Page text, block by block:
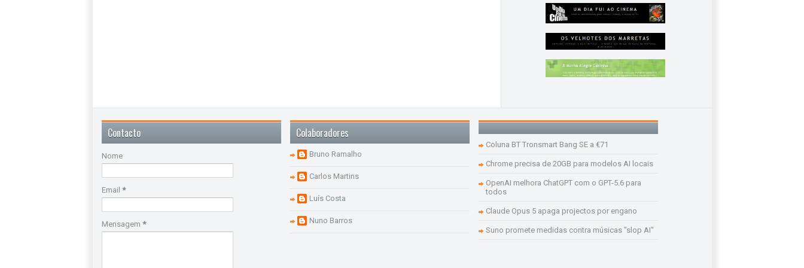
Contacto
Nome
Email *
Mensagem *
Colaboradores
Bruno Ramalho
Carlos Martins
Luís Costa
Nuno Barros
Coluna BT Tronsmart Bang SE a €71
Chrome precisa de 20GB para modelos AI locais
OpenAI melhora ChatGPT com o GPT-5.6 para
todos
Claude Opus 5 apaga projectos por engano
Suno promete medidas contra músicas "slop AI"